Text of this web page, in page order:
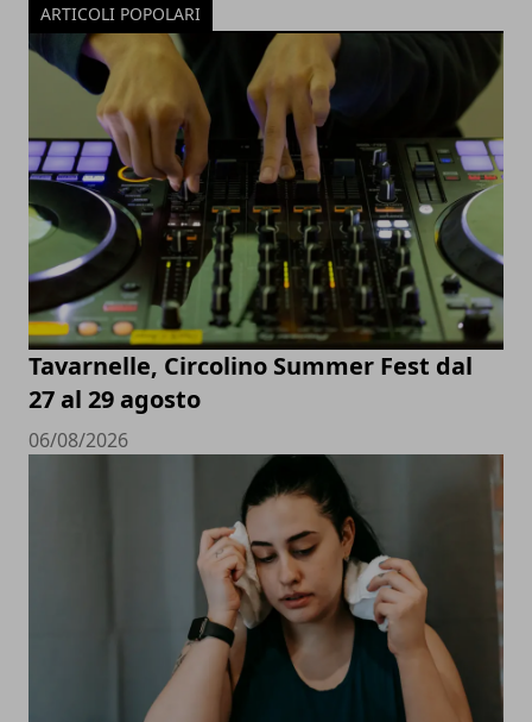
ARTICOLI POPOLARI
Tavarnelle, Circolino Summer Fest dal
27 al 29 agosto
06/08/2026